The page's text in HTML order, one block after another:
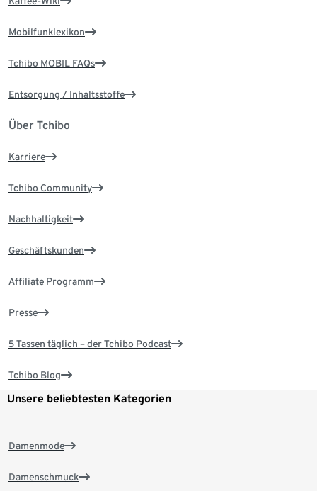
Mobilfunklexikon
Tchibo MOBIL FAQs
Entsorgung / Inhaltsstoffe
Über Tchibo
Karriere
Tchibo Community
Nachhaltigkeit
Geschäftskunden
Affiliate Programm
Presse
5 Tassen täglich – der Tchibo Podcast
Tchibo Blog
Unsere beliebtesten Kategorien
Damenmode
Damenschmuck